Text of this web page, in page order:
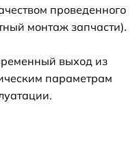
проведенного
монтаж запчасти).
выход из
параметрам